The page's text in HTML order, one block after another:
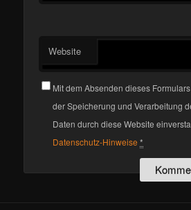
Website
Mit dem Absenden dieses
der Speicherung und Verarbeitung
Daten durch diese Website
Datenschutz-Hinweise *